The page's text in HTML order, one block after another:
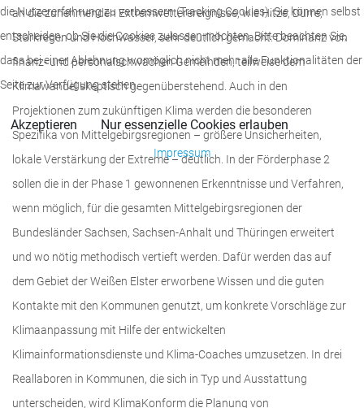
an die zunehmenden Extremwetterereignisse, wie Hitze, Dürre,
Starkregen und Hochwasser, sehr deutlich gemacht: Dominanz von
finanz- und personalschwachen Gemeinden, teilweise dem
Klimawandel skeptisch gegenüberstehend. Auch in den
Projektionen zum zukünftigen Klima werden die besonderen
Spezifika von Mittelgebirgsregionen – größere Unsicherheiten,
lokale Verstärkung der Extreme – deutlich. In der Förderphase 2
sollen die in der Phase 1 gewonnenen Erkenntnisse und Verfahren,
wenn möglich, für die gesamten Mittelgebirgsregionen der
Bundesländer Sachsen, Sachsen-Anhalt und Thüringen erweitert
und wo nötig methodisch vertieft werden. Dafür werden das auf
dem Gebiet der Weißen Elster erworbene Wissen und die guten
Kontakte mit den Kommunen genutzt, um konkrete Vorschläge zur
Klimaanpassung mit Hilfe der entwickelten
Klimainformationsdienste und Klima-Coaches umzusetzen. In drei
Reallaboren in Kommunen, die sich in Typ und Ausstattung
unterscheiden, wird KlimaKonform die Planung von
die Nutzererfahrung zu verbessern (Tracking Cookies). Sie können selbst
entscheiden, ob Sie die Cookies zulassen möchten. Bitte beachten Sie,
dass bei einer Ablehnung womöglich nicht mehr alle Funktionalitäten der
Seite zur Verfügung stehen.
Akzeptieren Nur essenzielle Cookies erlauben
Impressum